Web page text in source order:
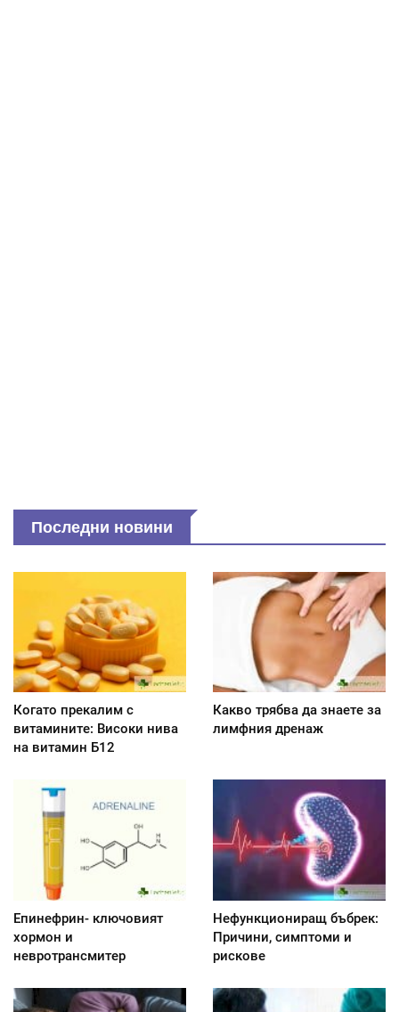
Последни новини
Когато прекалим с
витамините: Високи нива
на витамин Б12
Какво трябва да знаете за
лимфния дренаж
Епинефрин- ключовият
хормон и
невротрансмитер
Нефункциониращ бъбрек:
Причини, симптоми и
рискове